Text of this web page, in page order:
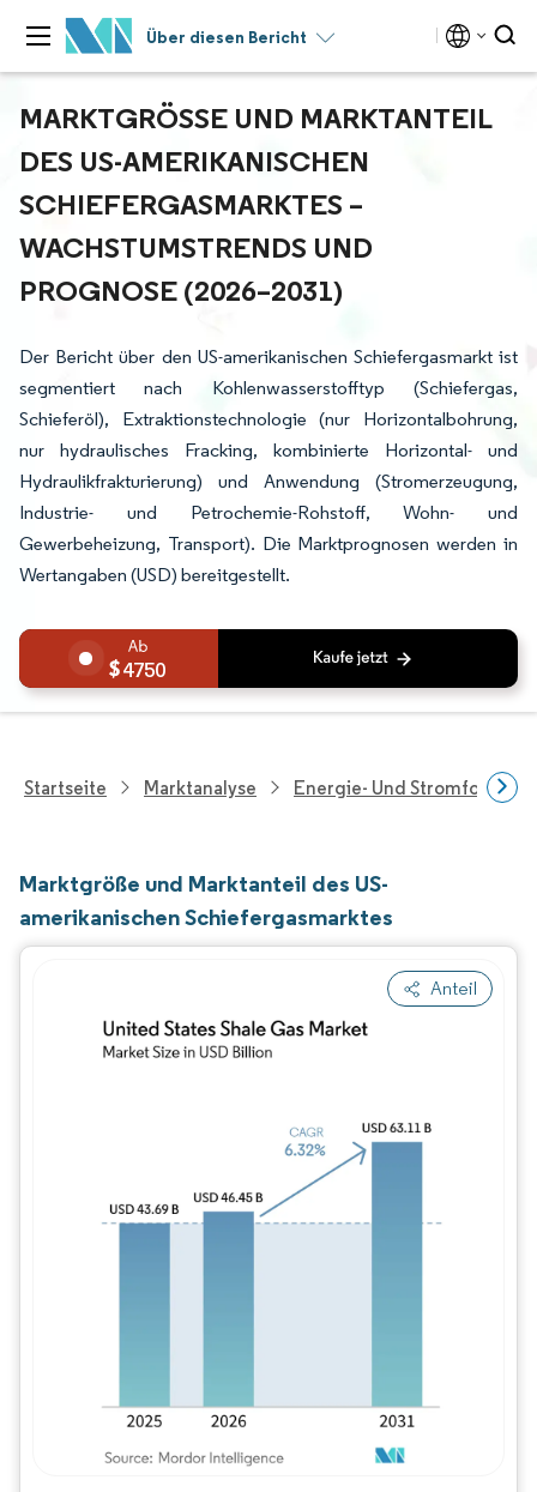
Über diesen Bericht
MARKTGRÖSSE UND MARKTANTEIL D
ES US-AMERIKANISCHEN S
CHIEFERGASMARKTES – W
ACHSTUMSTRENDS UND P
ROGNOSE (2026–2031)
Der Bericht über den US-amerikanischen Schiefergasmarkt ist
segmentiert nach Kohlenwasserstofftyp (Schiefergas,
Schieferöl), Extraktionstechnologie (nur Horizontalbohrung,
nur hydraulisches Fracking, kombinierte Horizontal- und
Hydraulikfrakturierung) und Anwendung (Stromerzeugung,
Industrie- und Petrochemie-Rohstoff, Wohn- und
Gewerbeheizung, Transport). Die Marktprognosen werden in
Wertangaben (USD) bereitgestellt.
4750
Startseite Marktanalyse Energie- Und
Marktgröße und Marktanteil des US-
amerikanischen Schiefergasmarktes
Anteil